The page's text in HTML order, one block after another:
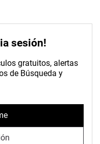
sesión!
gratuitos, alertas
de Búsqueda y